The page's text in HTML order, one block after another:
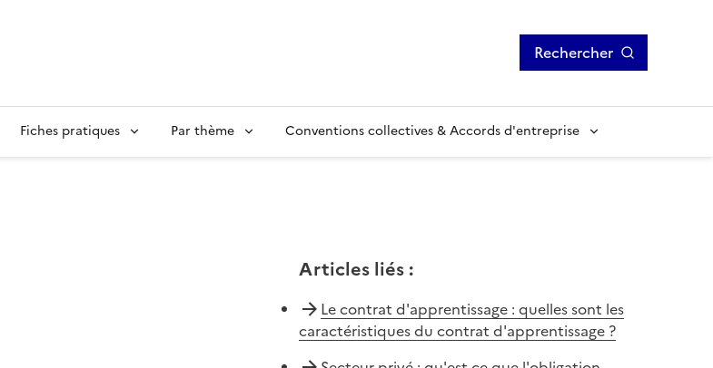
Rechercher
Fiches pratiques Par thème Conventions collectives & Accords d'entreprise
Articles liés:
Le contrat d'apprentissage : quelles sont les
caractéristiques du contrat d'apprentissage ?